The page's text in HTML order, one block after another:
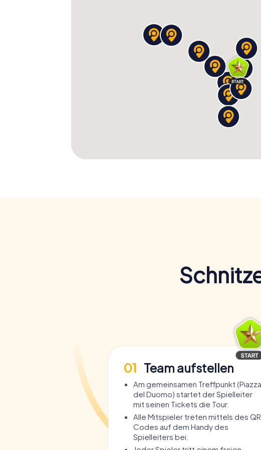
01 Team aufstellen
Am gemeinsamen Treffpunkt (Piazza
del Duomo) startet der Spielleiter
mit seinen Tickets die Tour.
Alle Mitspieler treten mittels des QR
Codes auf dem Handy des
Spielleiters bei.